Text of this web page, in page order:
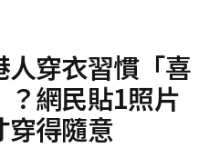
穿衣習慣「喜
網民貼1照片
穿得隨意